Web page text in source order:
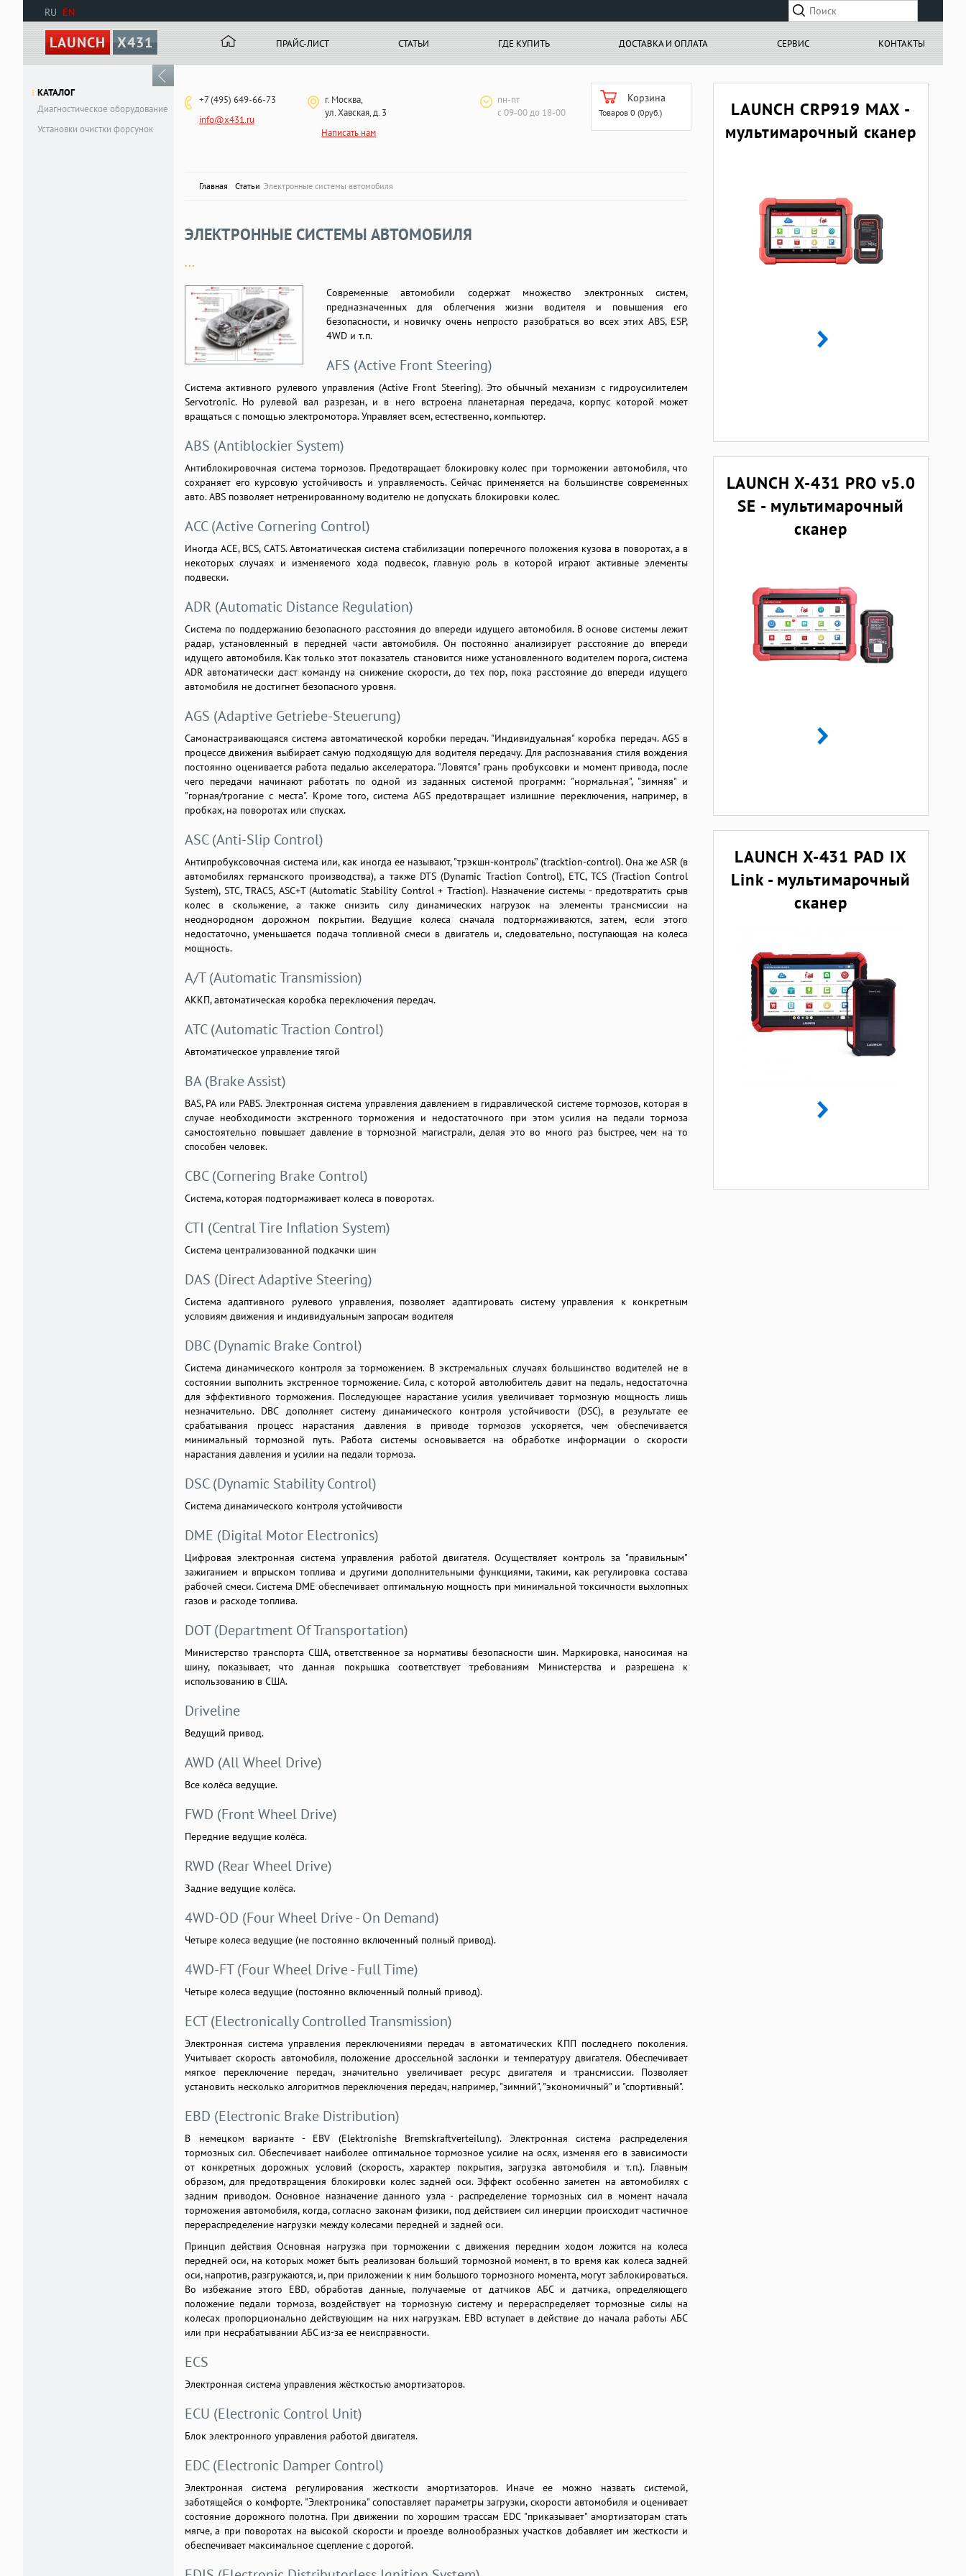
RU EN
LAUNCH X431 ПРАЙС-ЛИСТ СТАТЬИ ГДЕ КУПИТЬ ДОСТАВКА И ОПЛАТА СЕРВИС КОНТАКТЫ
КАТАЛОГ
Диагностическое оборудование
Установки очистки форсунок
+7 (495) 649-66-73
info@x431.ru
г. Москва,
ул. Хавская, д. 3
Написать нам
пн-пт
с 09-00 до 18-00
Корзина
Товаров 0 (0руб.)
Главная Статьи Электронные системы автомобиля
ЭЛЕКТРОННЫЕ СИСТЕМЫ АВТОМОБИЛЯ
...
Современные автомобили содержат множество электронных систем,
предназначенных для облегчения жизни водителя и повышения его
безопасности, и новичку очень непросто разобраться во всех этих ABS, ESP,
4WD и т.п.
AFS (Active Front Steering)
Система активного рулевого управления (Active Front Steering). Это обычный механизм с гидроусилителем
Servotronic. Но рулевой вал разрезан, и в него встроена планетарная передача, корпус которой может
вращаться с помощью электромотора. Управляет всем, естественно, компьютер.
ABS (Antiblockier System)
Антиблокировочная система тормозов. Предотвращает блокировку колес при торможении автомобиля, что
сохраняет его курсовую устойчивость и управляемость. Сейчас применяется на большинстве современных
авто. ABS позволяет нетренированному водителю не допускать блокировки колес.
ACC (Active Cornering Control)
Иногда ACE, BCS, CATS. Автоматическая система стабилизации поперечного положения кузова в поворотах, а в
некоторых случаях и изменяемого хода подвесок, главную роль в которой играют активные элементы
подвески.
ADR (Automatic Distance Regulation)
Система по поддержанию безопасного расстояния до впереди идущего автомобиля. В основе системы лежит
радар, установленный в передней части автомобиля. Он постоянно анализирует расстояние до впереди
идущего автомобиля. Как только этот показатель становится ниже установленного водителем порога, система
ADR автоматически даст команду на снижение скорости, до тех пор, пока расстояние до впереди идущего
автомобиля не достигнет безопасного уровня.
AGS (Adaptive Getriebe-Steuerung)
Самонастраивающаяся система автоматической коробки передач. "Индивидуальная" коробка передач. AGS в
процессе движения выбирает самую подходящую для водителя передачу. Для распознавания стиля вождения
постоянно оценивается работа педалью акселератора. "Ловятся" грань пробуксовки и момент привода, после
чего передачи начинают работать по одной из заданных системой программ: "нормальная", "зимняя" и
"горная/трогание с места". Кроме того, система AGS предотвращает излишние переключения, например, в
пробках, на поворотах или спусках.
ASC (Anti-Slip Control)
Антипробуксовочная система или, как иногда ее называют, "трэкшн-контроль" (tracktion-control). Она же ASR (в
автомобилях германского производства), а также DTS (Dynamic Traction Control), ETC, TCS (Traction Control
System), STC, TRACS, ASC+T (Automatic Stability Control + Traction). Назначение системы - предотвратить срыв
колес в скольжение, а также снизить силу динамических нагрузок на элементы трансмиссии на
неоднородном дорожном покрытии. Ведущие колеса сначала подтормаживаются, затем, если этого
недостаточно, уменьшается подача топливной смеси в двигатель и, следовательно, поступающая на колеса
мощность.
A/T (Automatic Transmission)
АККП, автоматическая коробка переключения передач.
ATC (Automatic Traction Control)
Автоматическое управление тягой
BA (Brake Assist)
BAS, PA или PABS. Электронная система управления давлением в гидравлической системе тормозов, которая в
случае необходимости экстренного торможения и недостаточного при этом усилия на педали тормоза
самостоятельно повышает давление в тормозной магистрали, делая это во много раз быстрее, чем на то
способен человек.
СBC (Cornering Brake Control)
Система, которая подтормаживает колеса в поворотах.
CTI (Central Tire Inflation System)
Система централизованной подкачки шин
DAS (Direct Adaptive Steering)
Система адаптивного рулевого управления, позволяет адаптировать систему управления к конкретным
условиям движения и индивидуальным запросам водителя
DBC (Dynamic Brake Control)
Система динамического контроля за торможением. В экстремальных случаях большинство водителей не в
состоянии выполнить экстренное торможение. Cила, с которой автолюбитель давит на педаль, недостаточна
для эффективного торможения. Последующее нарастание усилия увеличивает тормозную мощность лишь
незначительно. DBC дополняет систему динамического контроля устойчивости (DSC), в результате ее
срабатывания процесс нарастания давления в приводе тормозов ускоряется, чем обеспечивается
минимальный тормозной путь. Работа системы основывается на обработке информации о скорости
нарастания давления и усилии на педали тормоза.
DSC (Dynamic Stability Control)
Система динамического контроля устойчивости
DME (Digital Motor Electronics)
Цифровая электронная система управления работой двигателя. Осуществляет контроль за "правильным"
зажиганием и впрыском топлива и другими дополнительными функциями, такими, как регулировка состава
рабочей смеси. Система DME обеспечивает оптимальную мощность при минимальной токсичности выхлопных
газов и расходе топлива.
DOT (Department Of Transportation)
Министерство транспорта США, ответственное за нормативы безопасности шин. Маркировка, наносимая на
шину, показывает, что данная покрышка соответствует требованиям Министерства и разрешена к
использованию в США.
Driveline
Ведущий привод.
AWD (All Wheel Drive)
Все колёса ведущие.
FWD (Front Wheel Drive)
Передние ведущие колёса.
RWD (Rear Wheel Drive)
Задние ведущие колёса.
4WD-OD (Four Wheel Drive - On Demand)
Четыре колеса ведущие (не постоянно включенный полный привод).
4WD-FT (Four Wheel Drive - Full Time)
Четыре колеса ведущие (постоянно включенный полный привод).
ECT (Electronically Controlled Transmission)
Электронная система управления переключениями передач в автоматических КПП последнего поколения.
Учитывает скорость автомобиля, положение дроссельной заслонки и температуру двигателя. Обеспечивает
мягкое переключение передач, значительно увеличивает ресурс двигателя и трансмиссии. Позволяет
установить несколько алгоритмов переключения передач, например, "зимний", "экономичный" и "спортивный".
EBD (Electronic Brake Distribution)
В немецком варианте - EBV (Elektronishe Bremskraftverteilung). Электронная система распределения
тормозных сил. Обеспечивает наиболее оптимальное тормозное усилие на осях, изменяя его в зависимости
от конкретных дорожных условий (скорость, характер покрытия, загрузка автомобиля и т.п.). Главным
образом, для предотвращения блокировки колес задней оси. Эффект особенно заметен на автомобилях с
задним приводом. Основное назначение данного узла - распределение тормозных сил в момент начала
торможения автомобиля, когда, согласно законам физики, под действием сил инерции происходит частичное
перераспределение нагрузки между колесами передней и задней оси.
Принцип действия Основная нагрузка при торможении с движения передним ходом ложится на колеса
передней оси, на которых может быть реализован больший тормозной момент, в то время как колеса задней
оси, напротив, разгружаются, и, при приложении к ним большого тормозного момента, могут заблокироваться.
Во избежание этого EBD, обработав данные, получаемые от датчиков АБС и датчика, определяющего
положение педали тормоза, воздействует на тормозную систему и перераспределяет тормозные силы на
колесах пропорционально действующим на них нагрузкам. EBD вступает в действие до начала работы АБС
или при несрабатывании АБС из-за ее неисправности.
ECS
Электронная система управления жёсткостью амортизаторов.
ECU (Electronic Control Unit)
Блок электронного управления работой двигателя.
EDC (Electronic Damper Control)
Электронная система регулирования жесткости амортизаторов. Иначе ее можно назвать системой,
заботящейся о комфорте. "Электроника" сопоставляет параметры загрузки, скорости автомобиля и оценивает
состояние дорожного полотна. При движении по хорошим трассам EDC "приказывает" амортизаторам стать
мягче, а при поворотах на высокой скорости и проезде волнообразных участков добавляет им жесткости и
обеспечивает максимальное сцепление с дорогой.
LAUNCH CRP919 MAX -
мультимарочный сканер
LAUNCH X-431 PRO v5.0
SE - мультимарочный
сканер
LAUNCH X-431 PAD IX
Link - мультимарочный
сканер